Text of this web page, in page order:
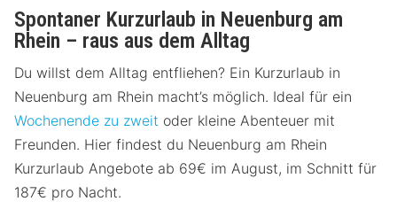
Spontaner Kurzurlaub in Neuenburg am
Rhein – raus aus dem Alltag
Du willst dem Alltag entfliehen? Ein Kurzurlaub in
Neuenburg am Rhein macht’s möglich. Ideal für ein
Wochenende zu zweit oder kleine Abenteuer mit
Freunden. Hier findest du Neuenburg am Rhein
Kurzurlaub Angebote ab 69€ im August, im Schnitt für
187€ pro Nacht.